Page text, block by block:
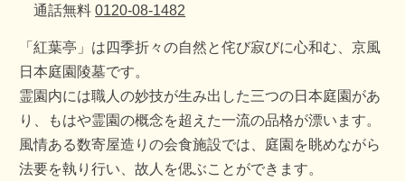
通話無料0120-08-1482
「紅葉亭」は四季折々の自然と侘び寂びに心和む、京風
日本庭園陵墓です。
霊園内には職人の妙技が生み出した三つの日本庭園があ
り、もはや霊園の概念を超えた一流の品格が漂います。
風情ある数寄屋造りの会食施設では、庭園を眺めながら
法要を執り行い、故人を偲ぶことができます。